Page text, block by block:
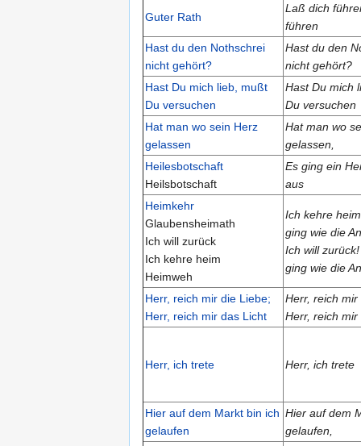
Guter Rath
Laß dich
führen
Hast du den Nothschrei
nicht gehört?
Hast du den
nicht gehört?
Hast Du mich lieb, mußt
Du versuchen
Hast Du mich
Du versuchen
Hat man wo sein Herz
gelassen
Hat man wo
gelassen,
Heilesbotschaft
Heilsbotschaft
Es ging ein
aus
Heimkehr
Glaubensheimath
Ich will zurück
Ich kehre heim
Heimweh
Ich kehre
ging wie die
Ich will
ging wie die
Herr, reich mir die Liebe;
Herr, reich mir das Licht
Herr, reich
Herr, reich mir
Herr, ich trete Herr, ich trete
Hier auf dem Markt bin ich
gelaufen
Hier auf dem
gelaufen,